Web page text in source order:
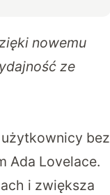
nowemu
ze
użytkownicy bez
Ada Lovelace.
i zwiększa